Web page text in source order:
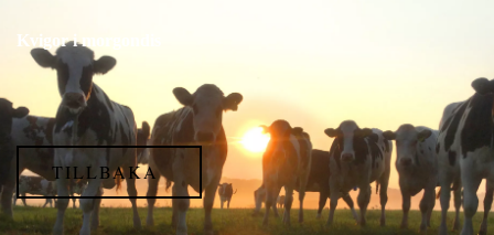
Kvigor i morgondis
TILLBAKA